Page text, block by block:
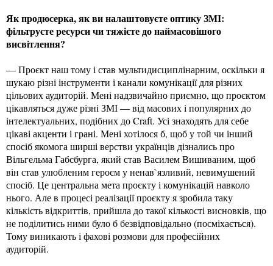
Як продюсерка, як ви налаштовуєте оптику ЗМІ:
фільтруєте ресурси чи тяжієте до наймасовішого
висвітлення?
— Проєкт наш тому і став мультидисциплінарним, оскільки я
шукаю різні інструменти і канали комунікації для різних
цільових аудиторій. Мені надзвичайно приємно, що проєктом
цікавляться дуже різні ЗМІ — від масових і популярних до
інтелектуальних, подібних до Craft. Усі знаходять для себе
цікаві акценти і грані. Мені хотілося б, щоб у той чи інший
спосіб якомога ширші верстви українців дізнались про
Вільгельма Габсбурга, який став Василем Вишиваним, щоб
він став улюбленим героєм у ненав`язливий, невимушений
спосіб. Це центральна мета проєкту і комунікацій навколо
нього. Але в процесі реалізації проєкту я зробила таку
кількість відкриттів, прийшла до такої кількості висновків, що
не поділитись ними було б безвідповідально (посміхається).
Тому виникають і фахові розмови для професійних
аудиторій.